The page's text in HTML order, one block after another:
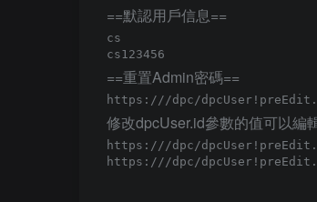
==默認用戶信息==
cs
==重置Admin密碼==
https://
修改dpcUser.id參數的值可以編
https://
https://